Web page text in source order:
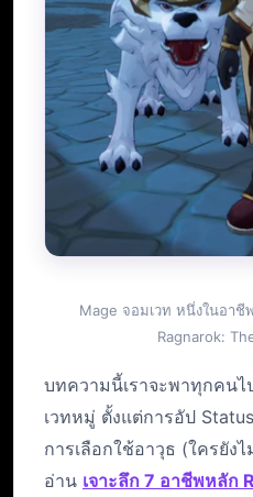
Mage จอมเวท หนึ่งในอาชี
Ragnarok:
บทความนี้เราจะพาทุกคนไ
เวทหมู่ ตั้งแต่การอัป
การเลือกใช้อาวุธ (ใครยัง
อ่าน เจาะลึก 7 อาชีพหลัก